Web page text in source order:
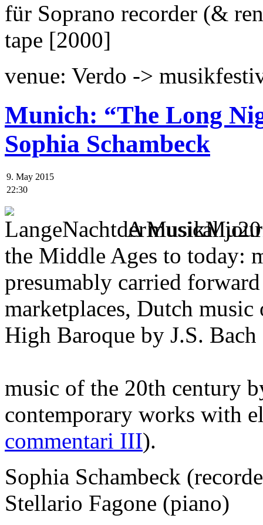
für Soprano recorder (&
tape [2000]
venue: Verdo ->
Munich: “The Long
Sophia Schambeck
9. May 2015
22:30
A musical
the Middle Ages to today:
presumably carried
marketplaces, Dutch
High Baroque by J.S.
music of the 20th century
contemporary works with
commentari III).
Sophia Schambeck
Stellario Fagone (piano)